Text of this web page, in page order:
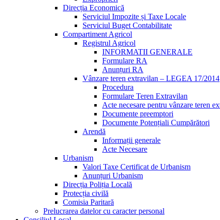
Direcția Economică
Serviciul Impozite și Taxe Locale
Serviciul Buget Contabilitate
Compartiment Agricol
Registrul Agricol
INFORMATII GENERALE
Formulare RA
Anunțuri RA
Vânzare teren extravilan – LEGEA 17/2014
Procedura
Formulare Teren Extravilan
Acte necesare pentru vânzare teren
Documente preemptori
Documente Potențiali Cumpărători
Arendă
Informații generale
Acte Necesare
Urbanism
Valori Taxe Certificat de Urbanism
Anunțuri Urbanism
Direcția Poliția Locală
Protecția civilă
Comisia Paritară
Prelucrarea datelor cu caracter personal